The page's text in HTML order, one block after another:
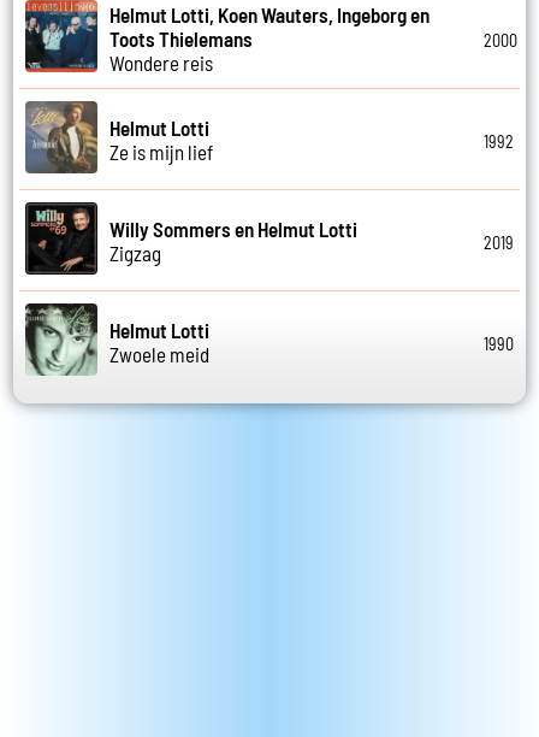
Helmut Lotti, Koen Wauters, Ingeborg en
Toots Thielemans
Wondere reis
2000
Helmut Lotti
Ze is mijn lief
1992
Willy Sommers en Helmut Lotti
Zigzag
2019
Helmut Lotti
Zwoele meid
1990